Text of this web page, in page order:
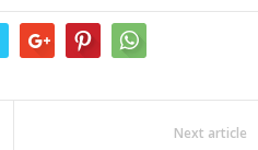
Next article